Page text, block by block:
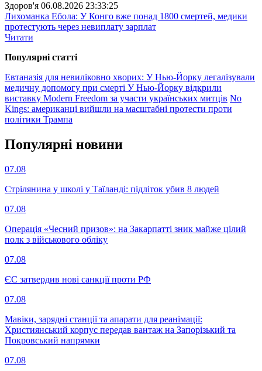
Здоров'я 06.08.2026 23:33:25
Лихоманка Ебола: У Конго вже понад 1800 смертей, медики
протестують через невиплату зарплат
Читати
Популярнi статтi
Евтаназія для невиліковно хворих: У Нью-Йорку легалізували
медичну допомогу при смерті У Нью-Йорку відкрили
виставку Modern Freedom за участи українських митців No
Kings: американці вийшли на масштабні протести проти
політики Трампа
Популярнi новини
07.08
Стрілянина у школі у Таїланді: підліток убив 8 людей
07.08
Операція «Чесний призов»: на Закарпатті зник майже цілий
полк з військового обліку
07.08
ЄС затвердив нові санкції проти РФ
07.08
Мавіки, зарядні станції та апарати для реанімації:
Християнський корпус передав вантаж на Запорізький та
Покровський напрямки
07.08